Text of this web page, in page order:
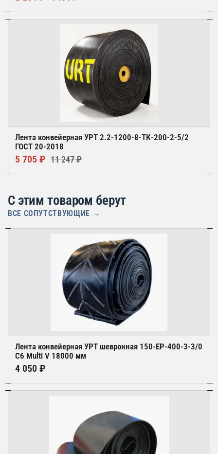
Лента конвейерная УРТ 2.2-1200-8-ТК-200-2-5/2
ГОСТ 20-2018
5 705 ₽ 11 247 ₽
С этим товаром берут
ВСЕ СОПУТСТВУЮЩИЕ →
Лента конвейерная УРТ шевронная 150-ЕР-400-3-3/0
С6 Multi V 18000 мм
4 050 ₽